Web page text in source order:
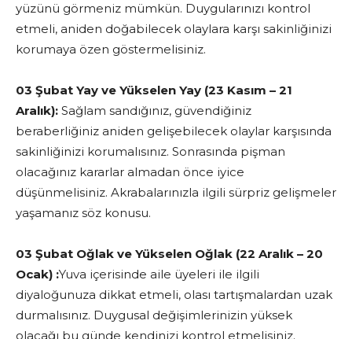
yüzünü görmeniz mümkün. Duygularınızı kontrol
etmeli, aniden doğabilecek olaylara karşı sakinliğinizi
korumaya özen göstermelisiniz.
03 Şubat Yay ve Yükselen Yay (23 Kasım – 21
Aralık): Sağlam sandığınız, güvendiğiniz
beraberliğiniz aniden gelişebilecek olaylar karşısında
sakinliğinizi korumalısınız. Sonrasında pişman
olacağınız kararlar almadan önce iyice
düşünmelisiniz. Akrabalarınızla ilgili sürpriz gelişmeler
yaşamanız söz konusu.
03 Şubat Oğlak ve Yükselen Oğlak (22 Aralık – 20
Ocak) :Yuva içerisinde aile üyeleri ile ilgili
diyaloğunuza dikkat etmeli, olası tartışmalardan uzak
durmalısınız. Duygusal değişimlerinizin yüksek
olacağı bu günde kendinizi kontrol etmelisiniz.